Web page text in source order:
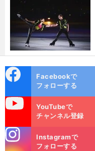
ok
Facebookで
フォローする
YouTubeで
チャンネル登録
m
Instagramで
フォローする